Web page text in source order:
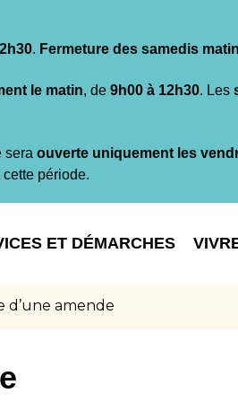
. Fermeture des samedis matin
le matin, de 9h00 à 12h30. Les
sera ouverte uniquement les
période.
ET DÉMARCHES
d’une amende